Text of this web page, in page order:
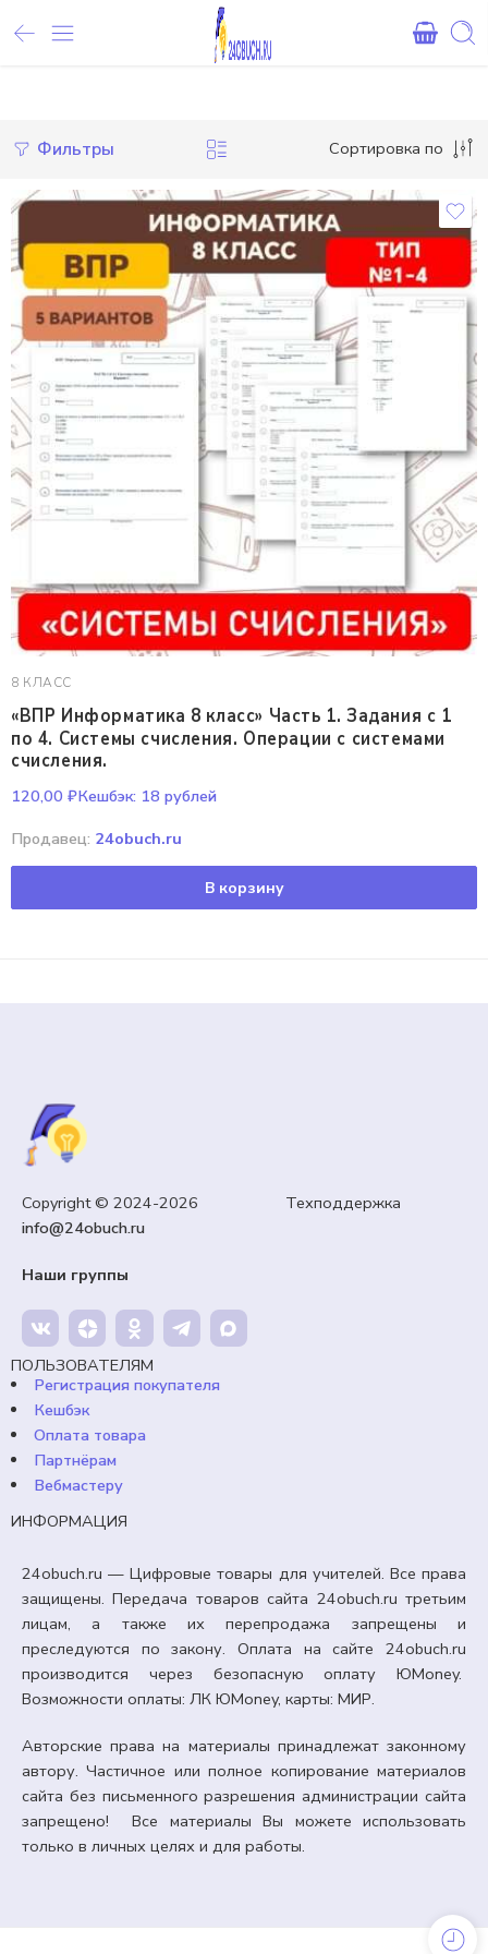
Внимание! При оплате картами Сбербанка, могут
Фильтры Сортировка по
8 КЛАСС
«ВПР Информатика 8 класс» Часть 1. Задания с 1
по 4. Системы счисления. Операции с системами
счисления.
120,00 ₽Кешбэк: 18 рублей
Продавец: 24obuch.ru
В корзину
Copyright © 2024-2026 Техподдержка
info@24obuch.ru
Наши группы
ПОЛЬЗОВАТЕЛЯМ
Регистрация покупателя
Кешбэк
Оплата товара
Партнёрам
Вебмастеру
ИНФОРМАЦИЯ
24obuch.ru — Цифровые товары для учителей. Все права
защищены. Передача товаров сайта 24obuch.ru третьим
лицам, а также их перепродажа запрещены и
преследуются по закону. Оплата на сайте 24obuch.ru
производится через безопасную оплату ЮMoney.
Возможности оплаты: ЛК ЮMoney, карты: МИР.
Авторские права на материалы принадлежат законному
автору. Частичное или полное копирование материалов
сайта без письменного разрешения администрации сайта
запрещено! Все материалы Вы можете использовать
только в личных целях и для работы.